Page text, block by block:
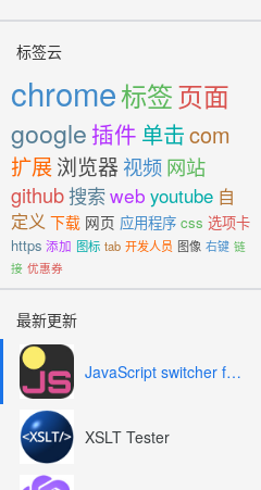
标签云
chrome标签页面
google 插件 单击com
扩展浏览器 视频网站
github搜索web youtube 自
定义 下载 网页 应用程序 css 选项卡
https 添加 图标 tab 开发人员 图像 右键 链
接 优惠券
最新更新
JavaScript switcher for SEO and development
XSLT Tester